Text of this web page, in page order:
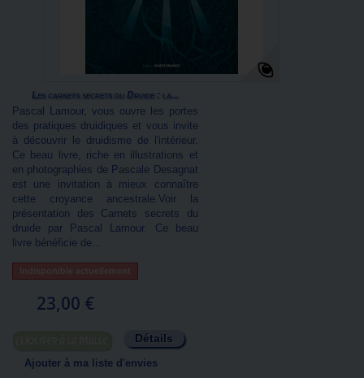
Les carnets secrets du Druide : la...
Pascal Lamour, vous ouvre les portes
des pratiques druidiques et vous invite
à découvrir le druidisme de l'intérieur.
Ce beau livre, riche en illustrations et
en photographies de Pascale Desagnat
est une invitation à mieux connaître
cette croyance ancestrale.Voir la
présentation des Carnets secrets du
druide par Pascal Lamour. Ce beau
livre bénéficie de...
Indisponible actuellement
23,00 €
Détails
Ajouter à ma liste d'envies